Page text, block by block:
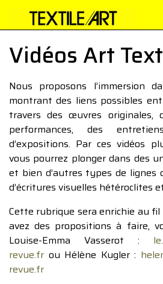
Vidéos Art
Nous proposons l’immersion
montrant des liens possibles
travers des œuvres originales,
performances, des
d’expositions. Par ces vidéos
vous pourrez plonger dans des
et bien d’autres types de lignes
d’écritures visuelles hétéroclites
Cette rubrique sera enrichie au fil
avez des propositions à faire,
Louise-Emma Vasserot :
revue.fr ou Hélène Kugler :
revue.fr